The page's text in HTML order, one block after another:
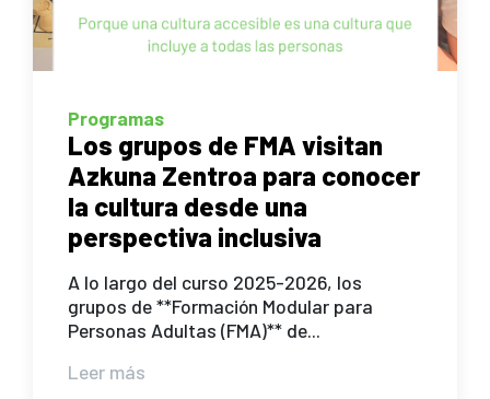
Programas
Los grupos de FMA visitan
Azkuna Zentroa para conocer
la cultura desde una
perspectiva inclusiva
A lo largo del curso 2025-2026, los
grupos de **Formación Modular para
Personas Adultas (FMA)** de...
Leer más